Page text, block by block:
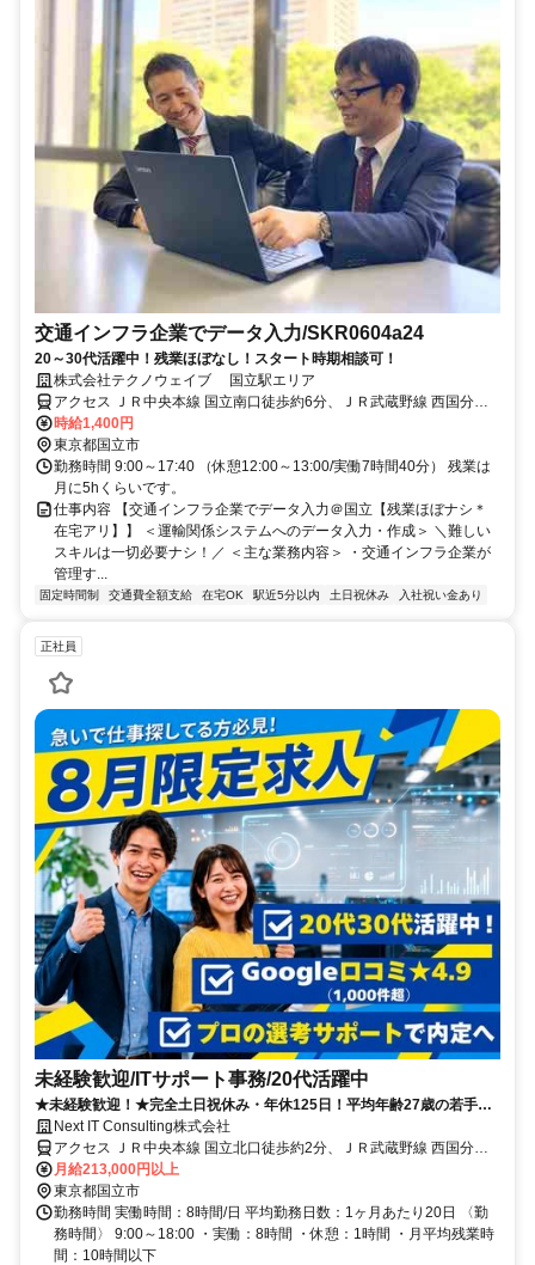
交通インフラ企業でデータ入力/SKR0604a24
20～30代活躍中！残業ほぼなし！スタート時期相談可！
株式会社テクノウェイブ 国立駅エリア
アクセス ＪＲ中央本線 国立南口徒歩約6分、ＪＲ武蔵野線 西国分寺
南口徒歩約20分、ＪＲ中央本線 西国分寺南口徒歩約20分
時給1,400円
東京都国立市
勤務時間 9:00～17:40 （休憩12:00～13:00/実働7時間40分） 残業は
月に5hくらいです。
仕事内容 【交通インフラ企業でデータ入力＠国立【残業ほぼナシ＊
在宅アリ】】 ＜運輸関係システムへのデータ入力・作成＞ ＼難しい
スキルは一切必要ナシ！／ ＜主な業務内容＞ ・交通インフラ企業が
管理す...
固定時間制 交通費全額支給 在宅OK 駅近5分以内 土日祝休み 入社祝い金あり
正社員
未経験歓迎/ITサポート事務/20代活躍中
★未経験歓迎！★完全土日祝休み・年休125日！平均年齢27歳の若手活
躍中！業界最長クラスのサポートでIT業界デビューを応援！
Next IT Consulting株式会社
アクセス ＪＲ中央本線 国立北口徒歩約2分、ＪＲ武蔵野線 西国分寺
南口徒歩約25分、ＪＲ武蔵野線 西国分寺南口徒歩約25分
月給213,000円以上
東京都国立市
勤務時間 実働時間：8時間/日 平均勤務日数：1ヶ月あたり20日 〈勤
務時間〉 9:00～18:00 ・実働：8時間 ・休憩：1時間 ・月平均残業時
間：10時間以下